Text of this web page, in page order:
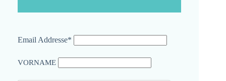
Email Addresse*
VORNAME